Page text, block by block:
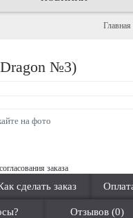
Главная
Dragon №3)
на фото
заказа
сделать заказ
Отзывов (0)